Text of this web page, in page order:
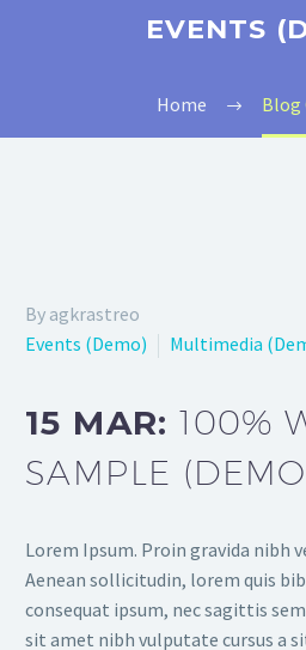
EVENTS
Home Blog
By agkrastreo
Events (Demo)
Multimedia
15 MAR:100%
SAMPLE
Lorem Ipsum. Proin gravida nibh
Aenean sollicitudin, lorem quis
consequat ipsum, nec sagittis
sit amet nibh vulputate cursus a